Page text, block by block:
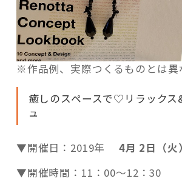
※作品例、実際つくるものとは異
癒しのスペースで♡リラックス
ュ
▼開催日：2019年 4月 2日（
▼開催時間：11：00～12：30